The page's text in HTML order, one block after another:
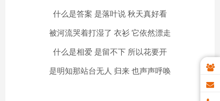
什么是答案 是落叶说 秋天真好看
被河流哭着打湿了 衣衫 它依然漂走
什么是相爱 是留不下 所以花要开
是明知那站台无人 归来 也声声呼唤